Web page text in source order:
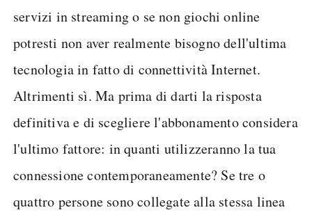
servizi in streaming o se non giochi online
potresti non aver realmente bisogno dell'ultima
tecnologia in fatto di connettività Internet.
Altrimenti sì. Ma prima di darti la risposta
definitiva e di scegliere l'abbonamento considera
l'ultimo fattore: in quanti utilizzeranno la tua
connessione contemporaneamente? Se tre o
quattro persone sono collegate alla stessa linea